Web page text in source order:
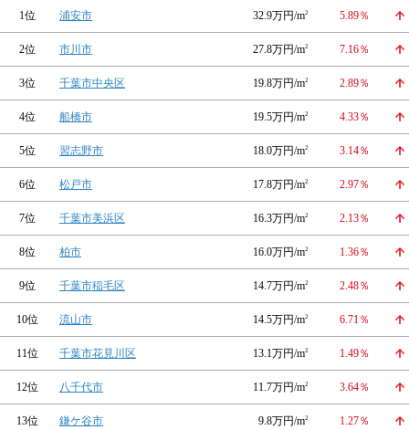
1位 浦安市 32.9万円/m2 5.89％
2位 市川市 27.8万円/m2 7.16％
3位 千葉市中央区 19.8万円/m2 2.89％
4位 船橋市 19.5万円/m2 4.33％
5位 習志野市 18.0万円/m2 3.14％
6位 松戸市 17.8万円/m2 2.97％
7位 千葉市美浜区 16.3万円/m2 2.13％
8位 柏市 16.0万円/m2 1.36％
9位 千葉市稲毛区 14.7万円/m2 2.48％
10位 流山市 14.5万円/m2 6.71％
11位 千葉市花見川区 13.1万円/m2 1.49％
12位 八千代市 11.7万円/m2 3.64％
13位 鎌ケ谷市 9.8万円/m2 1.27％